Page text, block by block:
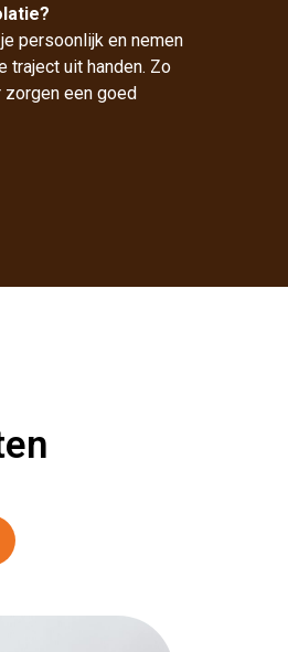
persoonlijk en nemen
traject uit handen. Zo
zorgen een goed